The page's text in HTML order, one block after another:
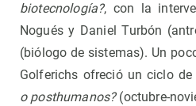
biotecnología?, con la
Nogués y Daniel Turbón
(biólogo de sistemas). Un
Golferichs ofreció un ciclo de
o posthumanos?(octubre-